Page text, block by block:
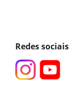
Redes sociais